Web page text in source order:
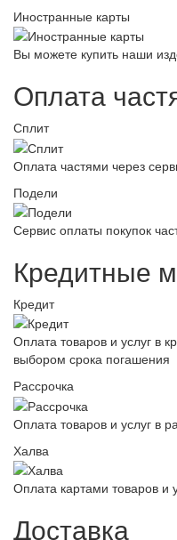
Иностранные карты
Вы можете купить наши
Оплата
Сплит
Оплата частями через
Подели
Сервис оплаты покупок
Кредитные
Кредит
Оплата товаров и услуг в
выбором срока погашения
Рассрочка
Оплата товаров и услуг в
Халва
Оплата картами товаров и
Доставка